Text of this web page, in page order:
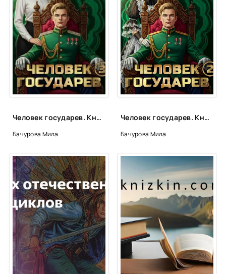
21
22
24
25
26
30
31
32
Человек государев. Книга 3 - Бачурова Мила
Бачурова Мила
Человек государев. Книга 2 - Александр ''Котобус'' Горбов, Мила Бачурова
Бачурова Мила